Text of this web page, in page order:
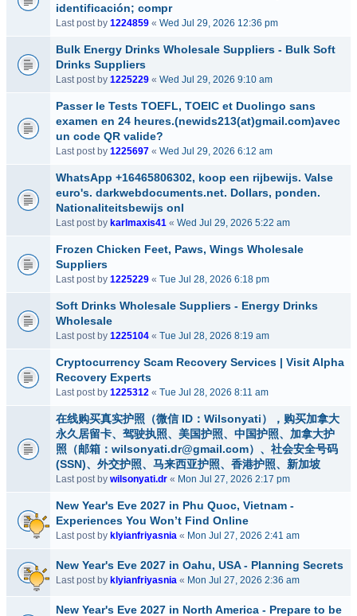
identificación; compr
Last post by 1224859 « Wed Jul 29, 2026 12:36 pm
Bulk Energy Drinks Wholesale Suppliers - Bulk Soft
Drinks Suppliers
Last post by 1225229 « Wed Jul 29, 2026 9:10 am
Passer le Tests TOEFL, TOEIC et Duolingo sans
examen en 24 heures.(newids213(at)gmail.com)avec
un code QR valide?
Last post by 1225697 « Wed Jul 29, 2026 6:12 am
WhatsApp +16465806302, koop een rijbewijs. Valse
euro's. darkwebdocuments.net. Dollars, ponden.
Nationaliteitsbewijs onl
Last post by karlmaxis41 « Wed Jul 29, 2026 5:22 am
Frozen Chicken Feet, Paws, Wings Wholesale
Suppliers
Last post by 1225229 « Tue Jul 28, 2026 6:18 pm
Soft Drinks Wholesale Suppliers - Energy Drinks
Wholesale
Last post by 1225104 « Tue Jul 28, 2026 8:19 am
Cryptocurrency Scam Recovery Services | Visit Alpha
Recovery Experts
Last post by 1225312 « Tue Jul 28, 2026 8:11 am
在线购买真实护照（微信 ID：Wilsonyati），购买加拿大
永久居留卡、驾驶执照、美国护照、中国护照、加拿大护
照（邮箱：wilsonyati.dr@gmail.com）、社会安全号码
(SSN)、外交护照、马来西亚护照、香港护照、新加坡
Last post by wilsonyati.dr « Mon Jul 27, 2026 2:17 pm
New Year's Eve 2027 in Phu Quoc, Vietnam -
Experiences You Won’t Find Online
Last post by klyianfriyasnia « Mon Jul 27, 2026 2:41 am
New Year's Eve 2027 in Oahu, USA - Planning Secrets
Last post by klyianfriyasnia « Mon Jul 27, 2026 2:36 am
New Year's Eve 2027 in North America - Prepare to be